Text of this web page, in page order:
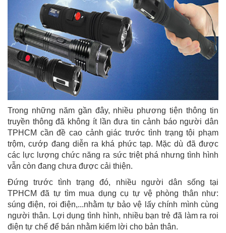
Trong những năm gần đây, nhiều phương tiện thông tin
truyền thông đã không ít lần đưa tin cảnh báo người dân
TPHCM cần đề cao cảnh giác trước tình trạng tội phạm
trộm, cướp đang diễn ra khá phức tạp. Mặc dù đã được
các lực lượng chức năng ra sức triệt phá nhưng tình hình
vẫn còn đang chưa được cải thiện.
Đứng trước tình trạng đó, nhiều người dân sống tại
TPHCM đã tự tìm mua dụng cụ tự vệ phòng thân như:
súng điện, roi điện,...nhằm tự bảo vệ lấy chính mình cùng
người thân. Lợi dụng tình hình, nhiều bạn trẻ đã làm ra roi
điện tự chế để bán nhằm kiếm lời cho bản thân.